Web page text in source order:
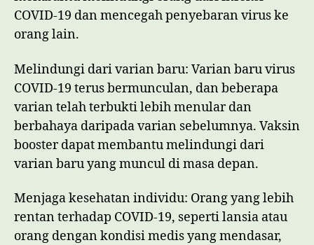
COVID-19 dan mencegah penyebaran virus ke
orang lain.
Melindungi dari varian baru: Varian baru virus
COVID-19 terus bermunculan, dan beberapa
varian telah terbukti lebih menular dan
berbahaya daripada varian sebelumnya. Vaksin
booster dapat membantu melindungi dari
varian baru yang muncul di masa depan.
Menjaga kesehatan individu: Orang yang lebih
rentan terhadap COVID-19, seperti lansia atau
orang dengan kondisi medis yang mendasar,